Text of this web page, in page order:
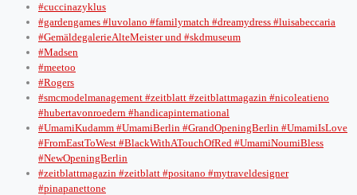
#cuccinazyklus
#gardengames #luvolano #familymatch #dreamydress #luisabeccaria
#GemäldegalerieAlteMeister und #skdmuseum
#Madsen
#meetoo
#Rogers
#smcmodelmanagement #zeitblatt #zeitblattmagazin #nicoleatieno
#hubertavonroedern #handicapinternational
#UmamiKudamm #UmamiBerlin #GrandOpeningBerlin #UmamiIsLove
#FromEastToWest #BlackWithATouchOfRed #UmamiNoumiBless
#NewOpeningBerlin
#zeitblattmagazin #zeitblatt #positano #mytraveldesigner
#pinapanettone